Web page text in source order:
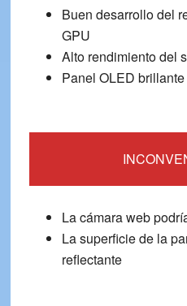
Buen desarrollo del
GPU
Alto rendimiento del
Panel OLED
La cámara web
La superficie de la
reflectante